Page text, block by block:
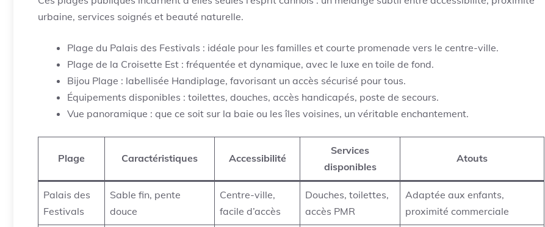
urbaine, services soignés et beauté naturelle.
Plage du Palais des Festivals : idéale pour les familles et courte promenade vers le centre-ville.
Plage de la Croisette Est : fréquentée et dynamique, avec le luxe en toile de fond.
Bijou Plage : labellisée Handiplage, favorisant un accès sécurisé pour tous.
Équipements disponibles : toilettes, douches, accès handicapés, poste de secours.
Vue panoramique : que ce soit sur la baie ou les îles voisines, un véritable enchantement.
Plage Caractéristiques Accessibilité
Services
disponibles
Atouts
Palais des
Festivals
Sable fin, pente
douce
Centre-ville,
facile d’accès
Douches, toilettes,
accès PMR
Adaptée aux enfants,
proximité commerciale